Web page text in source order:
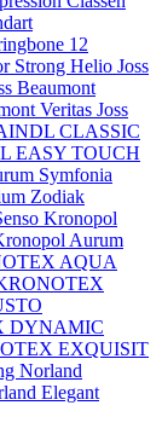
12
Strong Helio Joss
Beaumont
Veritas Joss
CLASSIC
EASY TOUCH
Symfonia
Zodiak
Kronopol
Aurum
AQUA
DYNAMIC
EXQUISIT
Norland
Elegant